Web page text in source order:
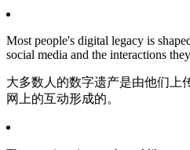
Most people's digital legacy is
social media and the interactions
大多数人的数字遗产是由他们上
网上的互动形成的。